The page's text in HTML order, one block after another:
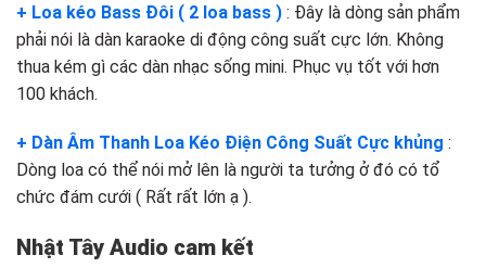
+ Loa kéo Bass Đôi ( 2 loa bass ) : Đây là dòng sản phẩm
phải nói là dàn karaoke di động công suất cực lớn. Không
thua kém gì các dàn nhạc sống mini. Phục vụ tốt với hơn
100 khách.
+ Dàn Âm Thanh Loa Kéo Điện Công Suất Cực khủng :
Dòng loa có thể nói mở lên là người ta tưởng ở đó có tổ
chức đám cưới ( Rất rất lớn ạ ).
Nhật Tây Audio cam kết